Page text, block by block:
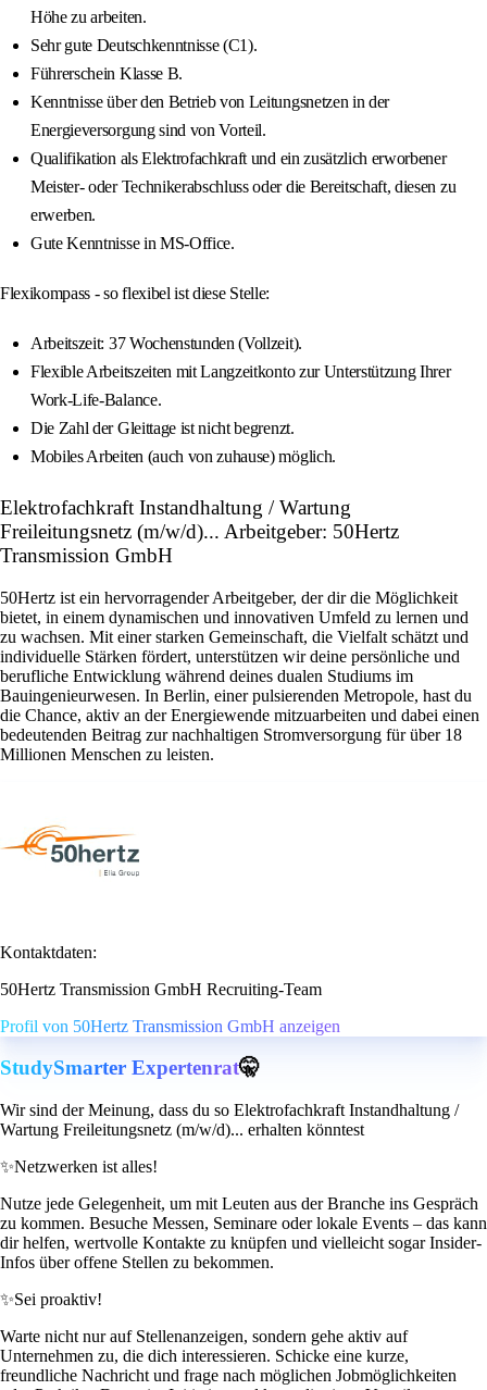
Höhe zu arbeiten.
Sehr gute Deutschkenntnisse (C1).
Führerschein Klasse B.
Kenntnisse über den Betrieb von Leitungsnetzen in der
Energieversorgung sind von Vorteil.
Qualifikation als Elektrofachkraft und ein zusätzlich erworbener
Meister- oder Technikerabschluss oder die Bereitschaft, diesen zu
erwerben.
Gute Kenntnisse in MS-Office.
Flexikompass - so flexibel ist diese Stelle:
Arbeitszeit: 37 Wochenstunden (Vollzeit).
Flexible Arbeitszeiten mit Langzeitkonto zur Unterstützung Ihrer
Work-Life-Balance.
Die Zahl der Gleittage ist nicht begrenzt.
Mobiles Arbeiten (auch von zuhause) möglich.
Elektrofachkraft Instandhaltung / Wartung
Freileitungsnetz (m/w/d)... Arbeitgeber: 50Hertz
Transmission GmbH
50Hertz ist ein hervorragender Arbeitgeber, der dir die Möglichkeit
bietet, in einem dynamischen und innovativen Umfeld zu lernen und
zu wachsen. Mit einer starken Gemeinschaft, die Vielfalt schätzt und
individuelle Stärken fördert, unterstützen wir deine persönliche und
berufliche Entwicklung während deines dualen Studiums im
Bauingenieurwesen. In Berlin, einer pulsierenden Metropole, hast du
die Chance, aktiv an der Energiewende mitzuarbeiten und dabei einen
bedeutenden Beitrag zur nachhaltigen Stromversorgung für über 18
Millionen Menschen zu leisten.
Kontaktdaten:
50Hertz Transmission GmbH Recruiting-Team
Profil von 50Hertz Transmission GmbH anzeigen
StudySmarter Expertenrat🤫
Wir sind der Meinung, dass du so Elektrofachkraft Instandhaltung /
Wartung Freileitungsnetz (m/w/d)... erhalten könntest
✨Netzwerken ist alles!
Nutze jede Gelegenheit, um mit Leuten aus der Branche ins Gespräch
zu kommen. Besuche Messen, Seminare oder lokale Events – das kann
dir helfen, wertvolle Kontakte zu knüpfen und vielleicht sogar Insider-
Infos über offene Stellen zu bekommen.
✨Sei proaktiv!
Warte nicht nur auf Stellenanzeigen, sondern gehe aktiv auf
Unternehmen zu, die dich interessieren. Schicke eine kurze,
freundliche Nachricht und frage nach möglichen Jobmöglichkeiten